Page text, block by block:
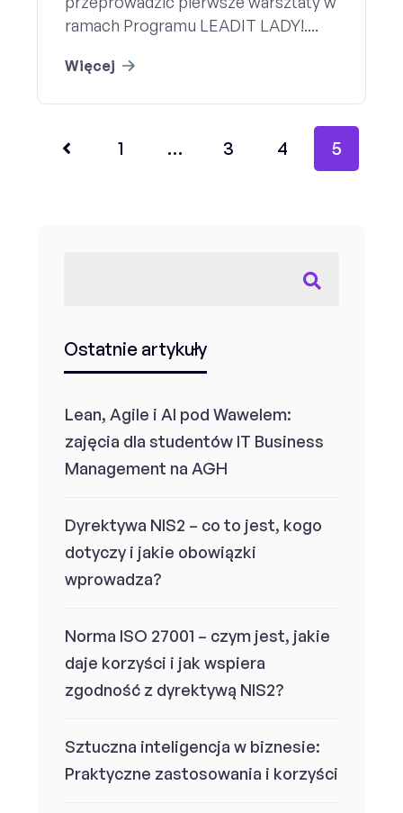
ramach Programu LEADIT LADY!....
Więcej
1 … 3 4 5
Ostatnie artykuły
Lean, Agile i AI pod Wawelem:
zajęcia dla studentów IT Business
Management na AGH
Dyrektywa NIS2 – co to jest, kogo
dotyczy i jakie obowiązki
wprowadza?
Norma ISO 27001 – czym jest, jakie
daje korzyści i jak wspiera
zgodność z dyrektywą NIS2?
Sztuczna inteligencja w biznesie:
Praktyczne zastosowania i korzyści